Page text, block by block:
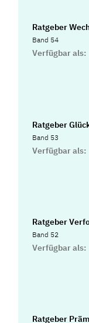
Ratgeber
Band 54
Verfügbar als:
Ratgeber
Band 53
Verfügbar als:
Ratgeber
Band 52
Verfügbar als:
Ratgeber